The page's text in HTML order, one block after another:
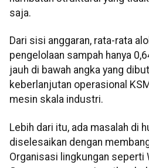
saja.
Dari sisi anggaran, rata-rata
pengelolaan sampah hanya
jauh di bawah angka yang
keberlanjutan operasional
mesin skala industri.
Lebih dari itu, ada masalah di
diselesaikan dengan
Organisasi lingkungan seperti